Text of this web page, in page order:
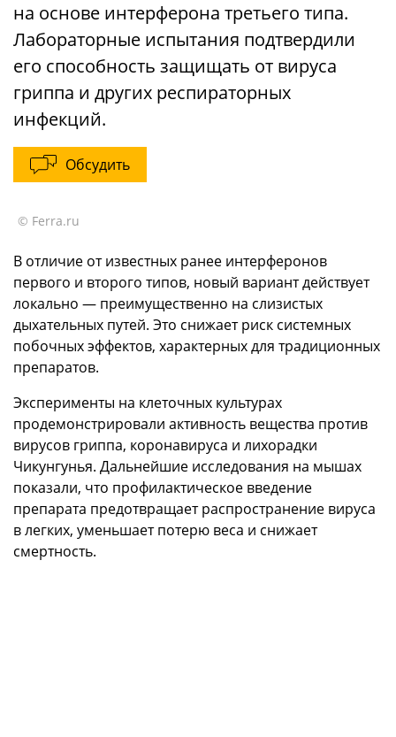
на основе интерферона третьего типа.
Лабораторные испытания подтвердили
его способность защищать от вируса
гриппа и других респираторных
инфекций.
Обсудить
© Ferra.ru
В отличие от известных ранее интерферонов
первого и второго типов, новый вариант действует
локально — преимущественно на слизистых
дыхательных путей. Это снижает риск системных
побочных эффектов, характерных для традиционных
препаратов.
Эксперименты на клеточных культурах
продемонстрировали активность вещества против
вирусов гриппа, коронавируса и лихорадки
Чикунгунья. Дальнейшие исследования на мышах
показали, что профилактическое введение
препарата предотвращает распространение вируса
в легких, уменьшает потерю веса и снижает
смертность.